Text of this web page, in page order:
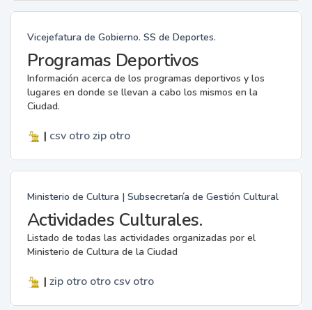
Vicejefatura de Gobierno. SS de Deportes.
Programas Deportivos
Información acerca de los programas deportivos y los
lugares en donde se llevan a cabo los mismos en la
Ciudad.
| csv otro zip otro
Ministerio de Cultura | Subsecretaría de Gestión Cultural
Actividades Culturales.
Listado de todas las actividades organizadas por el
Ministerio de Cultura de la Ciudad
| zip otro otro csv otro